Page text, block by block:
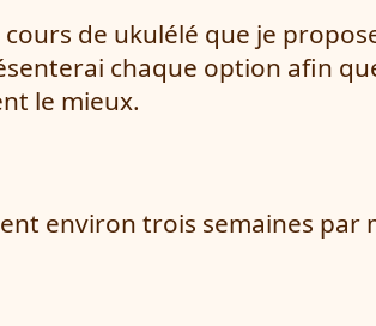
de ukulélé que je
chaque option afin
le mieux.
environ trois semaines par